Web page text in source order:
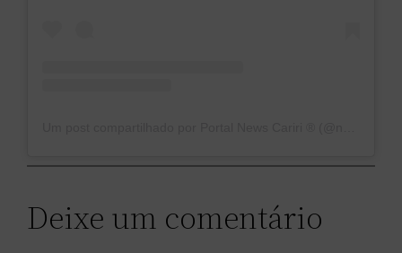
Deixe um comentário